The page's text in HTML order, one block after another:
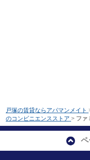
戸塚の賃貸ならアパマンメイト
のコンビニエンスストア > ファ
ペ